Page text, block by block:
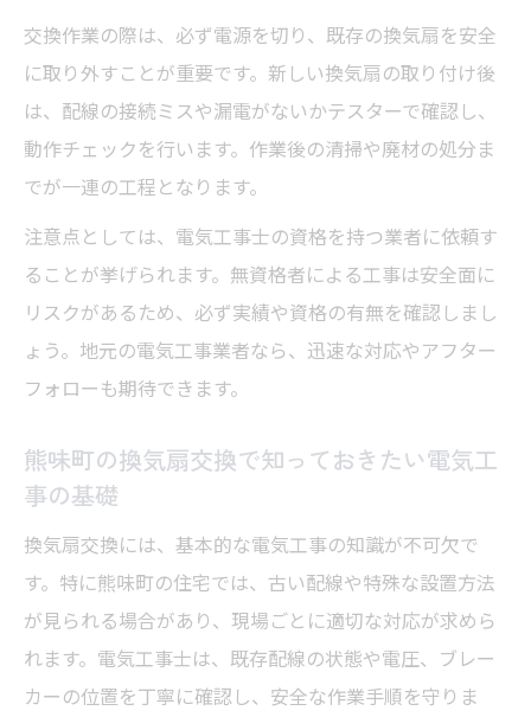
交換作業の際は、必ず電源を切り、既存の換気扇を安全
に取り外すことが重要です。新しい換気扇の取り付け後
は、配線の接続ミスや漏電がないかテスターで確認し、
動作チェックを行います。作業後の清掃や廃材の処分ま
でが一連の工程となります。
注意点としては、電気工事士の資格を持つ業者に依頼す
ることが挙げられます。無資格者による工事は安全面に
リスクがあるため、必ず実績や資格の有無を確認しまし
ょう。地元の電気工事業者なら、迅速な対応やアフター
フォローも期待できます。
熊味町の換気扇交換で知っておきたい電気工
事の基礎
換気扇交換には、基本的な電気工事の知識が不可欠で
す。特に熊味町の住宅では、古い配線や特殊な設置方法
が見られる場合があり、現場ごとに適切な対応が求めら
れます。電気工事士は、既存配線の状態や電圧、ブレー
カーの位置を丁寧に確認し、安全な作業手順を守りま